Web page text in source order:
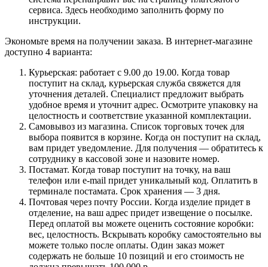
сервиса. Здесь необходимо заполнить форму по
инструкции.
Экономьте время на получении заказа. В интернет-магазине
доступно 4 варианта:
Курьерская: работает с 9.00 до 19.00. Когда товар
поступит на склад, курьерская служба свяжется для
уточнения деталей. Специалист предложит выбрать
удобное время и уточнит адрес. Осмотрите упаковку на
целостность и соответствие указанной комплектации.
Самовывоз из магазина. Список торговых точек для
выбора появится в корзине. Когда он поступит на склад,
вам придет уведомление. Для получения — обратитесь к
сотруднику в кассовой зоне и назовите номер.
Постамат. Когда товар поступит на точку, на ваш
телефон или e-mail придет уникальный код. Оплатить в
терминале постамата. Срок хранения — 3 дня.
Почтовая через почту России. Когда изделие придет в
отделение, на ваш адрес придет извещение о посылке.
Перед оплатой вы можете оценить состояние коробки:
вес, целостность. Вскрывать коробку самостоятельно вы
можете только после оплаты. Один заказ может
содержать не больше 10 позиций и его стоимость не